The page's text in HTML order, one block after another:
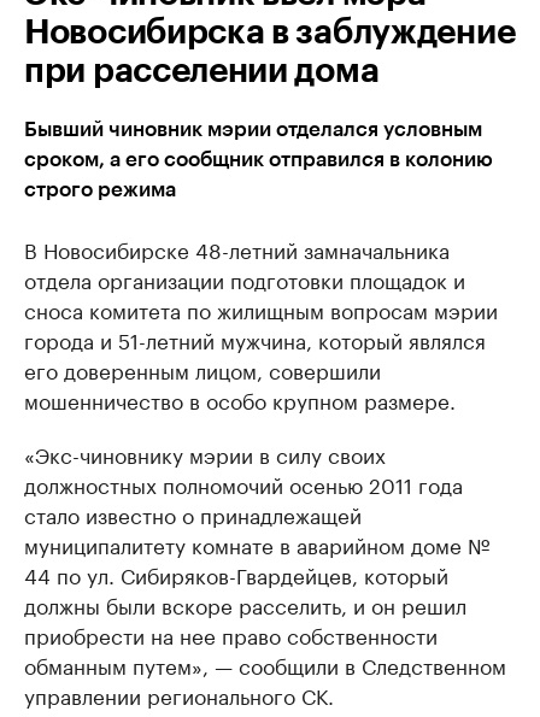
Новосибирска в заблуждение
при расселении дома
Бывший чиновник мэрии отделался условным
сроком, а его сообщник отправился в колонию
строго режима
В Новосибирске 48-летний замначальника
отдела организации подготовки площадок и
сноса комитета по жилищным вопросам мэрии
города и 51-летний мужчина, который являлся
его доверенным лицом, совершили
мошенничество в особо крупном размере.
«Экс-чиновнику мэрии в силу своих
должностных полномочий осенью 2011 года
стало известно о принадлежащей
муниципалитету комнате в аварийном доме №
44 по ул. Сибиряков-Гвардейцев, который
должны были вскоре расселить, и он решил
приобрести на нее право собственности
обманным путем», — сообщили в Следственном
управлении регионального СК.